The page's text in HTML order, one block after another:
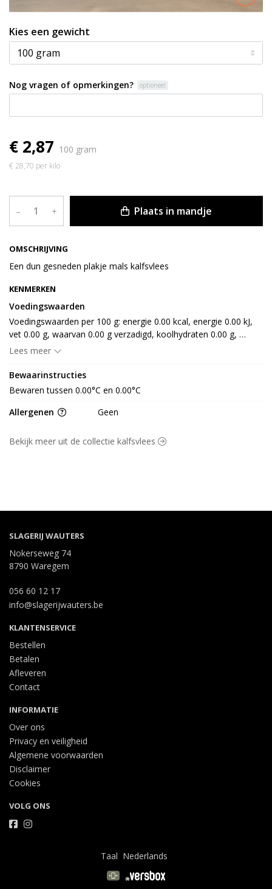
OMSCHRIJVING
Een dun gesneden plakje mals kalfsvlees
Kies een gewicht
Nog vragen of opmerkingen? optioneel
€ 2,87 100 gram
€ 28,70 per kilo
– + Plaats in mandje
KENMERKEN
Voedingswaarden
Voedingswaarden per 100 g: energie 0.00 kcal, energie 0.00 kJ,
vet 0.00 g, waarvan 0.00 g verzadigd, koolhydraten 0.00 g,
waarvan 0.00 g suiker, eiwit 0.00 g, vezel 0.00 g en 0.00 g zout
Lees meer
Bewaarinstructies
Bewaren tussen 0.00°C en 0.00°C
Allergenen
Geen
Bekijk meer uit de collectie kalfsvlees
SLAGERIJ WAUTERS
Nokerseweg 74
8790 Waregem
056 60 12 17
info@slagerijwauters.be
KLANTENSERVICE
Bestellen
Betalen
Afleveren
Contact
INFORMATIE
Over ons
Privacy en veiligheid
Algemene voorwaarden
Disclaimer
Cookies
VOLG ONS
Taal